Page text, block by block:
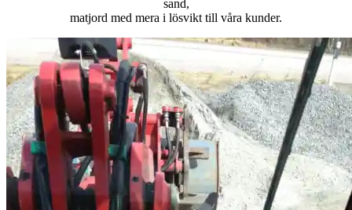
sand,
matjord med mera i lösvikt till våra kunder.